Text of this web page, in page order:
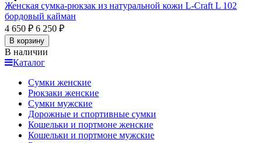
Женская сумка-рюкзак из натуральной кожи L-Craft L 102
бордовый кайман
4 650 ₽ 6 250 ₽
В корзину
В наличии
Каталог
Сумки женские
Рюкзаки женские
Сумки мужские
Дорожные и спортивные сумки
Кошельки и портмоне женские
Кошельки и портмоне мужские